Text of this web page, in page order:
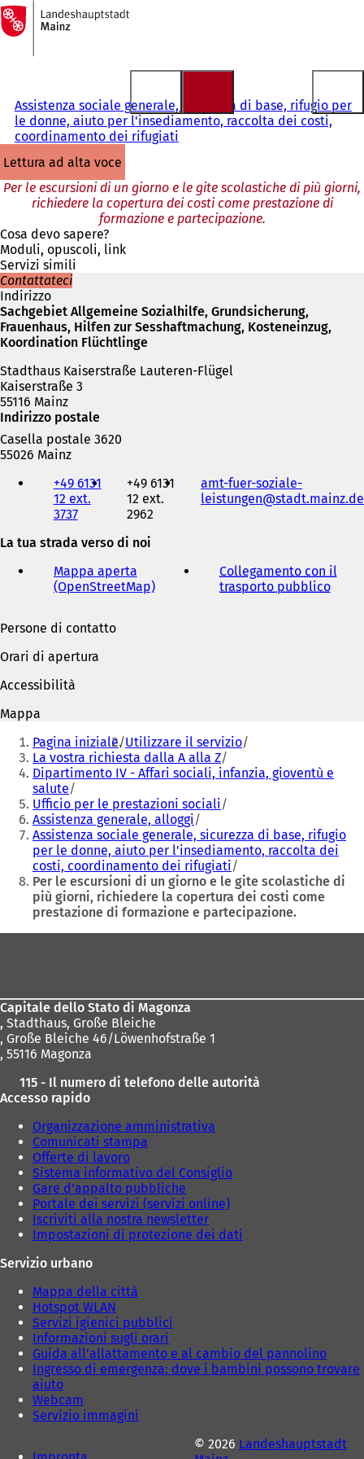
Vai al contenuto
Alla
pagina
iniziale
Assistenza sociale generale, sicurezza di base, rifugio per
le donne, aiuto per l'insediamento, raccolta dei costi,
coordinamento dei rifugiati
lettura ad alta voce
Per le escursioni di un giorno e le gite scolastiche di più giorni,
richiedere la copertura dei costi come prestazione di
formazione e partecipazione.
Cosa devo sapere?
Moduli, opuscoli, link
Servizi simili
Contattateci
Indirizzo
Sachgebiet Allgemeine Sozialhilfe, Grundsicherung,
Frauenhaus, Hilfen zur Sesshaftmachung, Kosteneinzug,
Koordination Flüchtlinge
Stadthaus Kaiserstraße Lauteren-Flügel
Kaiserstraße 3
55116 Mainz
Indirizzo postale
Casella postale 3620
55026 Mainz
mail
+49 6131
12 ext.
3737
+49 6131
12 ext.
2962
amt-fuer-soziale-
leistungen
stadt.mainz de
La tua strada verso di noi
Mappa aperta
(OpenStreetMap)(
n
a
n
o
v
a
s
c
h
e
d
Collegamento con il
trasporto pubblico(
n
a
s
h
Persone di contatto
Orari di apertura
Accessibilità
Mappa
Siete
qui:
Pagina iniziale Utilizzare il servizio
La vostra richiesta dalla A alla Z
Dipartimento IV - Affari sociali, infanzia, gioventù e
salute
Ufficio per le prestazioni sociali
Assistenza generale, alloggi
Assistenza sociale generale, sicurezza di base, rifugio
per le donne, aiuto per l'insediamento, raccolta dei
costi, coordinamento dei rifugiati
Per le escursioni di un giorno e le gite scolastiche di
più giorni, richiedere la copertura dei costi come
prestazione di formazione e partecipazione.
Capitale dello Stato di Magonza
, Stadthaus, Große Bleiche
, Große Bleiche 46/Löwenhofstraße 1
, 55116 Magonza
115 - Il numero di telefono delle autorità
Accesso rapido
Organizzazione amministrativa
Comunicati stampa
Offerte di lavoro
Sistema informativo del Consiglio
Gare d'appalto pubbliche
Portale dei servizi (servizi online)
Iscriviti alla nostra newsletter
Impostazioni di protezione dei dati
Servizio urbano
Mappa della città
Hotspot WLAN
Servizi igienici pubblici
Informazioni sugli orari
Guida all'allattamento e al cambio del pannolino
Ingresso di emergenza: dove i bambini possono trovare
aiuto
Webcam
Servizio immagini
© 2026 Landeshauptstadt